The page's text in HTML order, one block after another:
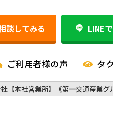
談してみる LINE
ご利用者様の声 タ
【本社営業所】｟第一交通産業グ